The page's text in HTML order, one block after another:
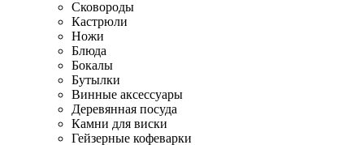
Сковороды
Кастрюли
Ножи
Блюда
Бокалы
Бутылки
Винные аксессуары
Деревянная посуда
Камни для виски
Гейзерные кофеварки